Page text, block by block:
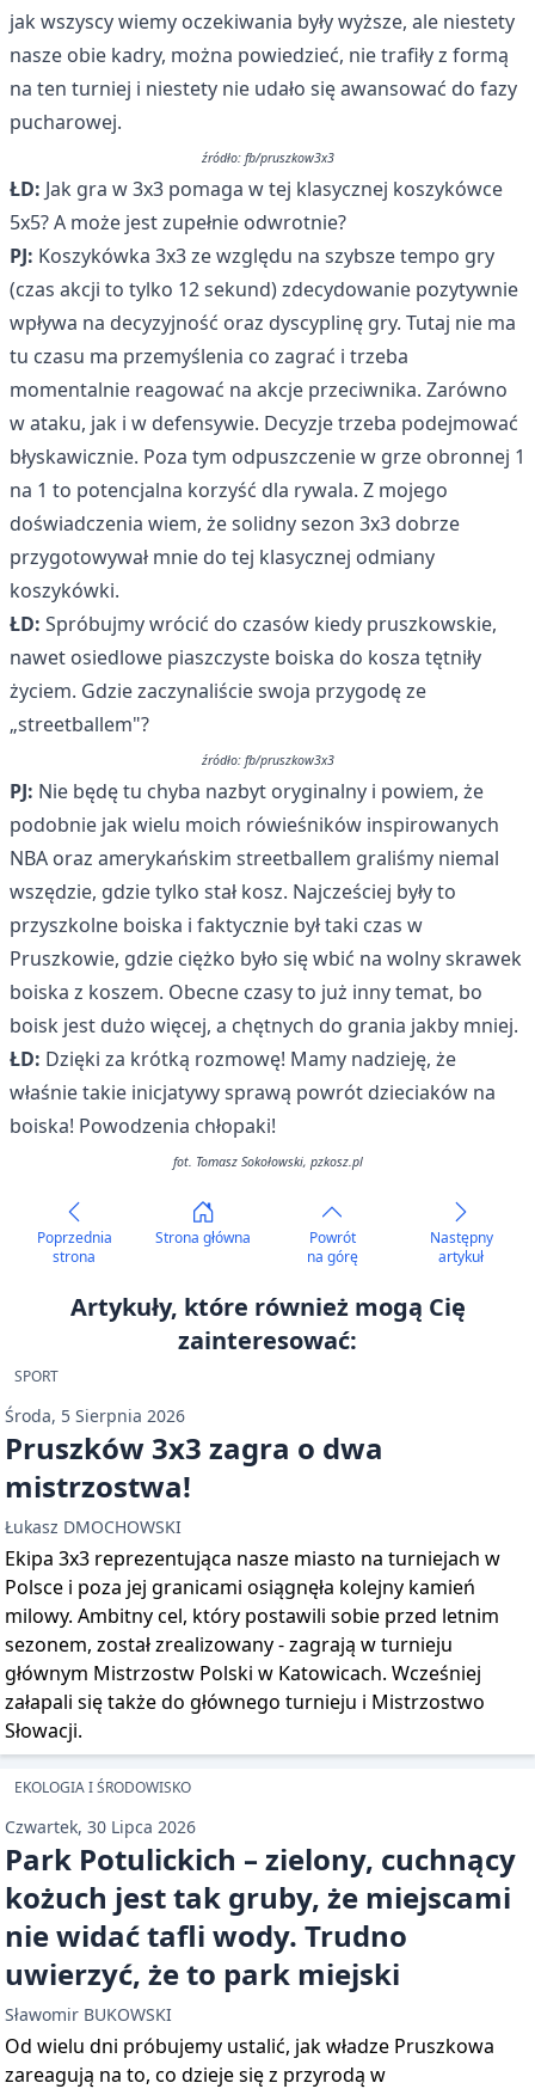
jak wszyscy wiemy oczekiwania były wyższe, ale niestety
nasze obie kadry, można powiedzieć, nie trafiły z formą
na ten turniej i niestety nie udało się awansować do fazy
pucharowej.
źródło: fb/pruszkow3x3
ŁD: Jak gra w 3x3 pomaga w tej klasycznej koszykówce
5x5? A może jest zupełnie odwrotnie?
PJ: Koszykówka 3x3 ze względu na szybsze tempo gry
(czas akcji to tylko 12 sekund) zdecydowanie pozytywnie
wpływa na decyzyjność oraz dyscyplinę gry. Tutaj nie ma
tu czasu ma przemyślenia co zagrać i trzeba
momentalnie reagować na akcje przeciwnika. Zarówno
w ataku, jak i w defensywie. Decyzje trzeba podejmować
błyskawicznie. Poza tym odpuszczenie w grze obronnej 1
na 1 to potencjalna korzyść dla rywala. Z mojego
doświadczenia wiem, że solidny sezon 3x3 dobrze
przygotowywał mnie do tej klasycznej odmiany
koszykówki.
ŁD: Spróbujmy wrócić do czasów kiedy pruszkowskie,
nawet osiedlowe piaszczyste boiska do kosza tętniły
życiem. Gdzie zaczynaliście swoja przygodę ze
„streetballem"?
źródło: fb/pruszkow3x3
PJ: Nie będę tu chyba nazbyt oryginalny i powiem, że
podobnie jak wielu moich rówieśników inspirowanych
NBA oraz amerykańskim streetballem graliśmy niemal
wszędzie, gdzie tylko stał kosz. Najcześciej były to
przyszkolne boiska i faktycznie był taki czas w
Pruszkowie, gdzie ciężko było się wbić na wolny skrawek
boiska z koszem. Obecne czasy to już inny temat, bo
boisk jest dużo więcej, a chętnych do grania jakby mniej.
ŁD: Dzięki za krótką rozmowę! Mamy nadzieję, że
właśnie takie inicjatywy sprawą powrót dzieciaków na
boiska! Powodzenia chłopaki!
fot. Tomasz Sokołowski, pzkosz.pl
Poprzednia
strona
Strona główna
Powrót
na górę
Następny
artykuł
Artykuły, które również mogą Cię
zainteresować:
SPORT
Środa, 5 Sierpnia 2026
Pruszków 3x3 zagra o dwa
mistrzostwa!
Łukasz DMOCHOWSKI
Ekipa 3x3 reprezentująca nasze miasto na turniejach w
Polsce i poza jej granicami osiągnęła kolejny kamień
milowy. Ambitny cel, który postawili sobie przed letnim
sezonem, został zrealizowany - zagrają w turnieju
głównym Mistrzostw Polski w Katowicach. Wcześniej
załapali się także do głównego turnieju i Mistrzostwo
Słowacji.
EKOLOGIA I ŚRODOWISKO
Czwartek, 30 Lipca 2026
Park Potulickich – zielony, cuchnący
kożuch jest tak gruby, że miejscami
nie widać tafli wody. Trudno
uwierzyć, że to park miejski
Sławomir BUKOWSKI
Od wielu dni próbujemy ustalić, jak władze Pruszkowa
zareagują na to, co dzieje się z przyrodą w